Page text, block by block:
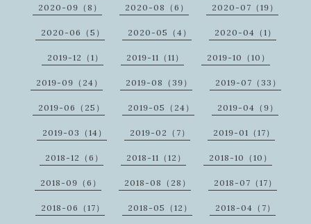
2020-09（8） 2020-08（6） 2020-07（19）
2020-06（5） 2020-05（4） 2020-04（1）
2019-12（1） 2019-11（11） 2019-10（10）
2019-09（24） 2019-08（39） 2019-07（33）
2019-06（25） 2019-05（24） 2019-04（9）
2019-03（14） 2019-02（7） 2019-01（17）
2018-12（6） 2018-11（12） 2018-10（10）
2018-09（6） 2018-08（28） 2018-07（17）
2018-06（17） 2018-05（12） 2018-04（7）